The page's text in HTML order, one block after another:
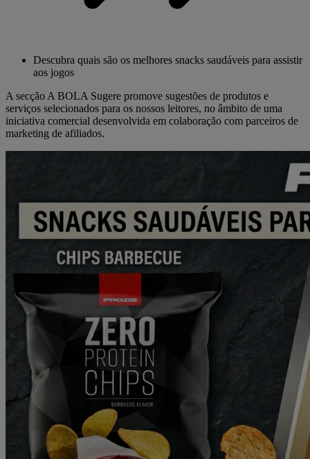
Descubra quais são os melhores snacks saudáveis para assistir
aos jogos
A secção A BOLA Sugere promove sugestões de produtos e
serviços selecionados para os nossos leitores, no âmbito de uma
iniciativa comercial desenvolvida em colaboração com parceiros de
marketing de afiliados.